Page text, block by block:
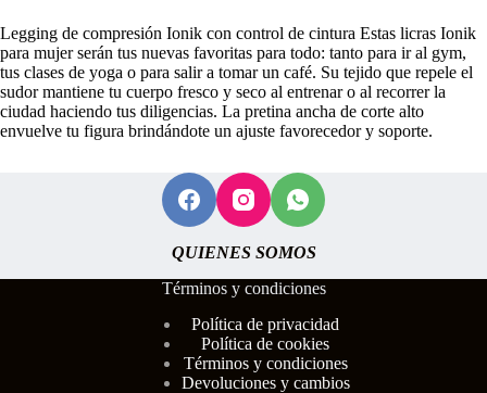
Legging de compresión Ionik con control de cintura Estas licras Ionik
para mujer serán tus nuevas favoritas para todo: tanto para ir al gym,
tus clases de yoga o para salir a tomar un café. Su tejido que repele el
sudor mantiene tu cuerpo fresco y seco al entrenar o al recorrer la
ciudad haciendo tus diligencias. La pretina ancha de corte alto
envuelve tu figura brindándote un ajuste favorecedor y soporte.
QUIENES SOMOS
Términos y condiciones
Política de privacidad
Política de cookies
Términos y condiciones
Devoluciones y cambios